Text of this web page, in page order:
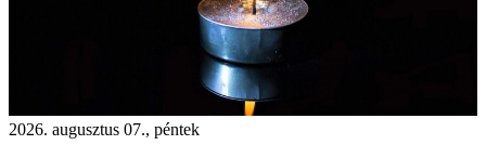
2026. augusztus 07., péntek